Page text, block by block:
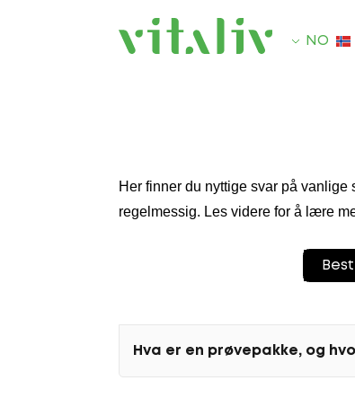
NO
Her finner du nyttige svar på
regelmessig. Les videre for å lære
Hva er en prøvepakke, og